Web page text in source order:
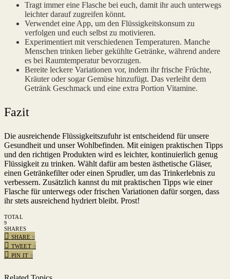
Tragt immer eine Flasche bei euch, damit ihr auch unterwegs
leichter darauf zugreifen könnt.
Verwendet eine App, um den Flüssigkeitskonsum zu
verfolgen und euch selbst zu motivieren.
Experimentiert mit verschiedenen Temperaturen. Manche
Menschen trinken lieber gekühlte Getränke, während andere
es bei Raumtemperatur bevorzugen.
Bereite leckere Variationen vor, indem ihr frische Früchte,
Kräuter oder sogar Gemüse hinzufügt. Das verleiht dem
Getränk Geschmack und eine extra Portion Vitamine.
Fazit
Die ausreichende Flüssigkeitszufuhr ist entscheidend für unsere
Gesundheit und unser Wohlbefinden. Mit einigen praktischen Tipps
und den richtigen Produkten wird es leichter, kontinuierlich genug
Flüssigkeit zu trinken. Wählt dafür am besten ästhetische Gläser,
einen Getränkefilter oder einen Sprudler, um das Trinkerlebnis zu
verbessern. Zusätzlich kannst du mit praktischen Tipps wie einer
Flasche für unterwegs oder frischen Variationen dafür sorgen, dass
ihr stets ausreichend hydriert bleibt. Prost!
TOTAL
9
SHARES
SHARE 0
TWEET 0
PIN IT 9